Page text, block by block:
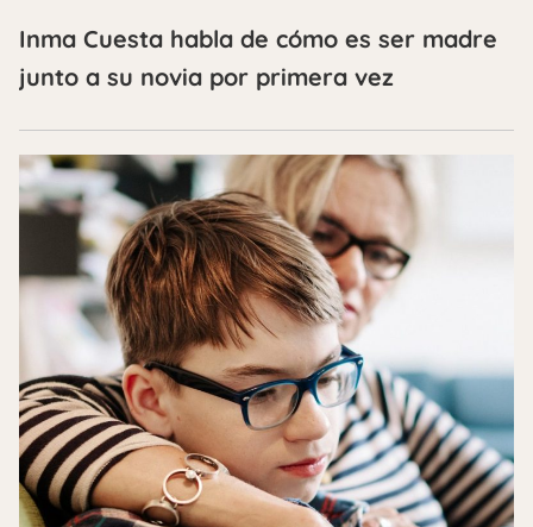
Inma Cuesta habla de cómo es ser madre
junto a su novia por primera vez